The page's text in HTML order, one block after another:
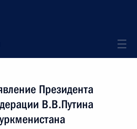
Президента
В.В.Путина